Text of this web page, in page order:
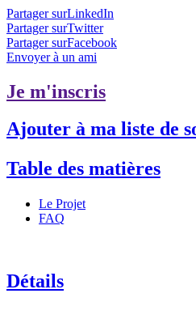
Partager surLinkedIn
Partager surTwitter
Partager surFacebook
Envoyer à un ami
Je m'inscris
Ajouter à ma liste de
Table des matières
Le Projet
FAQ
Détails